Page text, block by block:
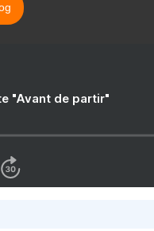
"Avant de partir"